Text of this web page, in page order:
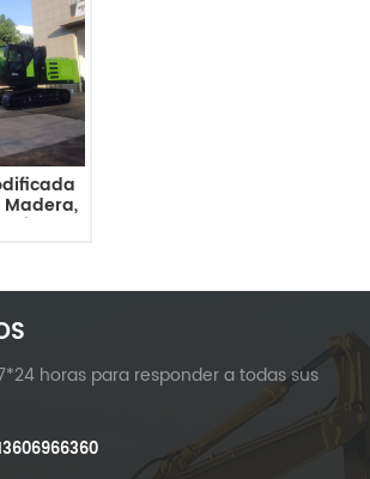
Madera,
horas para responder a todas sus